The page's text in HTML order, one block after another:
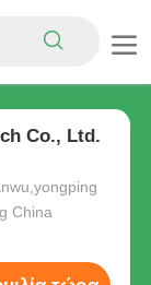
Co., Ltd.
China